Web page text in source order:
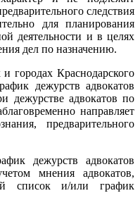
следствия
для планирования
деятельности и в целях
дел по назначению.
городах Краснодарского
дежурств адвокатов
дежурстве адвокатов по
направляет
предварительного
дежурств адвокатов
мнения адвокатов,
список и/или график